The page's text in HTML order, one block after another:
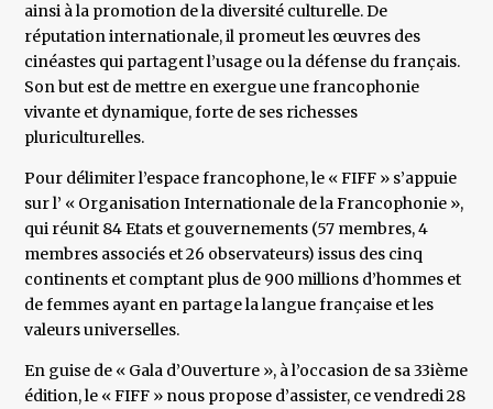
ainsi à la promotion de la diversité culturelle. De
réputation internationale, il promeut les œuvres des
cinéastes qui partagent l’usage ou la défense du français.
Son but est de mettre en exergue une francophonie
vivante et dynamique, forte de ses richesses
pluriculturelles.
Pour délimiter l’espace francophone, le « FIFF » s’appuie
sur l’ « Organisation Internationale de la Francophonie »,
qui réunit 84 Etats et gouvernements (57 membres, 4
membres associés et 26 observateurs) issus des cinq
continents et comptant plus de 900 millions d’hommes et
de femmes ayant en partage la langue française et les
valeurs universelles.
En guise de « Gala d’Ouverture », à l’occasion de sa 33ième
édition, le « FIFF » nous propose d’assister, ce vendredi 28